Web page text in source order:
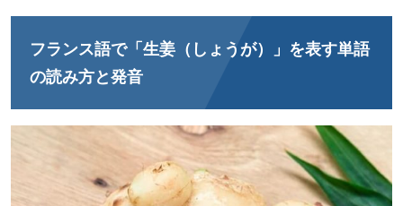
フランス語で「生姜（しょうが）」を表す単語
の読み方と発音